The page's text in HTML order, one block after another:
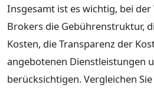
Insgesamt ist es wichtig, bei der
Brokers die Gebührenstruktur,
Kosten, die Transparenz der
angebotenen Dienstleistungen
berücksichtigen. Vergleichen